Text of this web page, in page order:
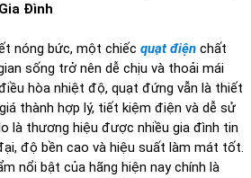
Đình
nóng bức, một chiếc quạt điện chất
sống trở nên dễ chịu và thoải mái
hòa nhiệt độ, quạt đứng vẫn là thiết
thành hợp lý, tiết kiệm điện và dễ sử
là thương hiệu được nhiều gia đình tin
độ bền cao và hiệu suất làm mát tốt.
nổi bật của hãng hiện nay chính là